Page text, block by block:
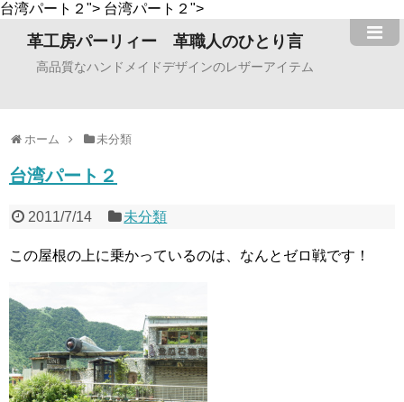
台湾パート２"> 台湾パート２">
革工房パーリィー 革職人のひとり言
高品質なハンドメイドデザインのレザーアイテム
ホーム 未分類
台湾パート２
2011/7/14 未分類
この屋根の上に乗かっているのは、なんとゼロ戦です！